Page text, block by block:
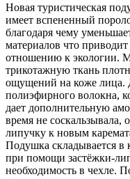
Новая туристическая
имеет вспененный
благодаря чему
материалов что
отношению к экологии.
трикотажную ткань
ощущений на коже лица.
полиэфирного волокна,
дает дополнительную
время не соскальзывала,
липучку к новым
Подушка складывается в
при помощи застёжки-
необходимость в чехле.